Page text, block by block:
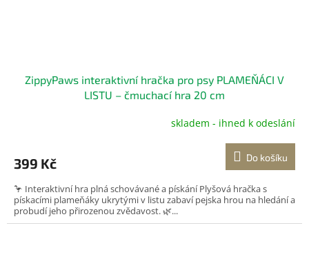
ZippyPaws interaktivní hračka pro psy PLAMEŇÁCI V
LISTU – čmuchací hra 20 cm
skladem - ihned k odeslání
399 Kč Do košíku
🦩 Interaktivní hra plná schovávané a pískání Plyšová hračka s
pískacími plameňáky ukrytými v listu zabaví pejska hrou na hledání a
probudí jeho přirozenou zvědavost. 🌿...